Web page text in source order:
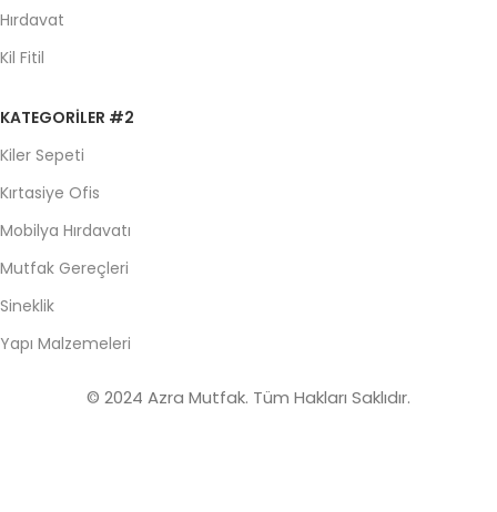
Hırdavat
Kil Fitil
KATEGORILER #2
Kiler Sepeti
Kırtasiye Ofis
Mobilya Hırdavatı
Mutfak Gereçleri
Sineklik
Yapı Malzemeleri
© 2024 Azra Mutfak. Tüm Hakları Saklıdır.